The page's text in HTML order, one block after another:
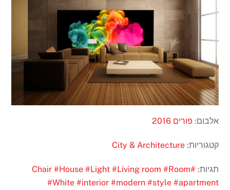
אלבום: פורים 2016
קטגוריות: City & Architecture
תגיות: #Chair
#House #Light #Living room #Room
#White #interior #modern #style #apartment